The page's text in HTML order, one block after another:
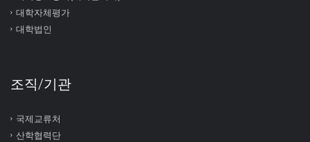
대학자체평가
대학법인
조직/기관
국제교류처
산학협력단